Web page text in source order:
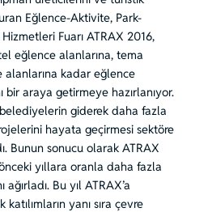
Eğlence-Aktivite, Park-
Fuarı ATRAX 2016,
eğlence alanlarına, tema
kadar eğlence
bir araya getirmeye hazırlanıyor.
giderek daha fazla
hayata geçirmesi sektöre
Bunun sonucu olarak ATRAX
yıllara oranla daha fazla
Bu yıl ATRAX’a
yanı sıra çevre